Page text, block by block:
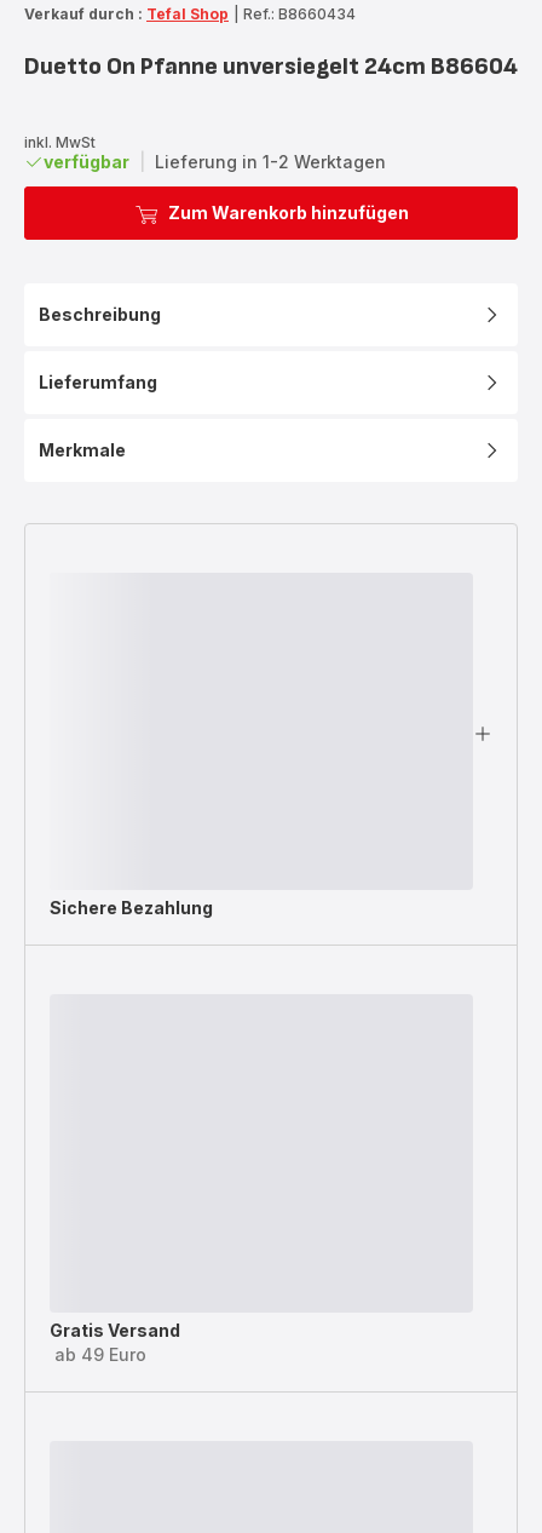
Verkauf durch : Tefal Shop Ref.: B8660434
Duetto On Pfanne unversiegelt 24cm B86604
inkl. MwSt
verfügbar Lieferung in 1-2 Werktagen
Zum Warenkorb hinzufügen
Beschreibung
Lieferumfang
Merkmale
Sichere Bezahlung
Gratis Versand
ab 49 Euro